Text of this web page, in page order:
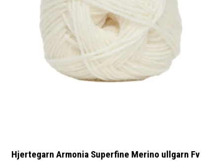
Hjertegarn Armonia Superfine Merino ullgarn Fv